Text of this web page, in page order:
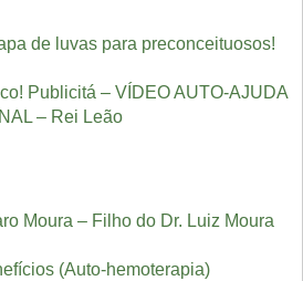
de luvas para preconceituosos!
Publicitá – VÍDEO AUTO-AJUDA
– Rei Leão
Moura – Filho do Dr. Luiz Moura
(Auto-hemoterapia)